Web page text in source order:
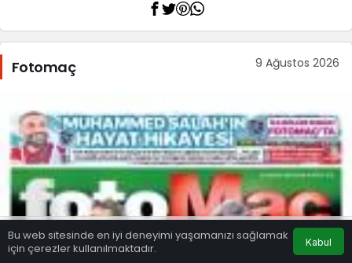
Fotomaç 9 Ağustos 2026
Bu web sitesinde en iyi deneyimi yaşamanızı sağlamak
için çerezler kullanılmaktadır.
Kabul
Anasayfa Eczaneler Hava Durumu